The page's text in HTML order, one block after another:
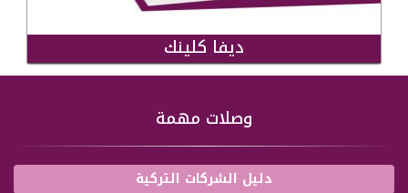
ديفا كلينك
وصلات مهمة
دليل الشركات التركية